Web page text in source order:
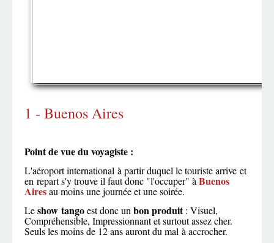
1 - Buenos Aires
Point de vue du voyagiste :
L'aéroport international à partir duquel le touriste arrive et
en repart s'y trouve il faut donc "l'occuper" àBuenos
Airesau moins une journée et une soirée.
Leshow tangoest donc unbon produit: Visuel,
Compréhensible, Impressionnant et surtout assez cher.
Seuls les moins de 12 ans auront du mal à accrocher.